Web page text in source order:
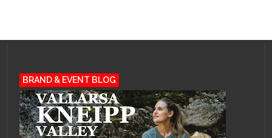
BRAND & EVENT BLOG